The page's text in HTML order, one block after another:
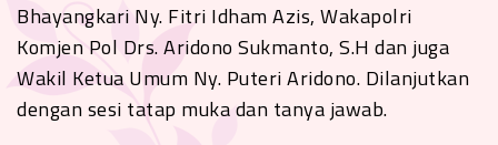
Bhayangkari Ny. Fitri Idham Azis, Wakapolri
Komjen Pol Drs. Aridono Sukmanto, S.H dan juga
Wakil Ketua Umum Ny. Puteri Aridono. Dilanjutkan
dengan sesi tatap muka dan tanya jawab.